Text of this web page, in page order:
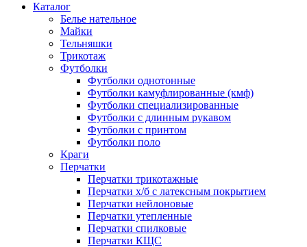
Каталог
Белье нательное
Майки
Тельняшки
Трикотаж
Футболки
Футболки однотонные
Футболки камуфлированные (кмф)
Футболки специализированные
Футболки с длинным рукавом
Футболки с принтом
Футболки поло
Краги
Перчатки
Перчатки трикотажные
Перчатки х/б с латексным покрытием
Перчатки нейлоновые
Перчатки утепленные
Перчатки спилковые
Перчатки КЩС